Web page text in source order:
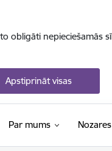
obligāti nepieciešamās
Apstiprināt visas
Par mums Nozares